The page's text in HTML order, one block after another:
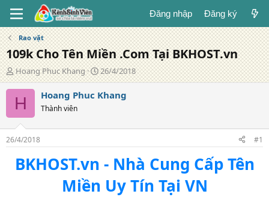
Đăng nhập Đăng ký
Rao vặt
109k Cho Tên Miền .Com Tại BKHOST.vn
T
á
c
g
ả
Hoang Phuc Khang
N
g
à
g
26/4/2018
H Hoang Phuc Khang
Thành viên
26/4/2018 #1
BKHOST.vn - Nhà Cung Cấp Tên
Miền Uy Tín Tại VN